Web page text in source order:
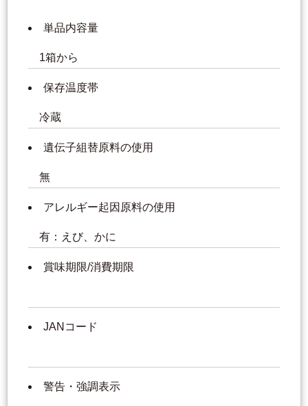
単品内容量
1箱から
保存温度帯
冷蔵
遺伝子組替原料の使用
無
アレルギー起因原料の使用
有：えび、かに
賞味期限/消費期限
JANコード
警告・強調表示